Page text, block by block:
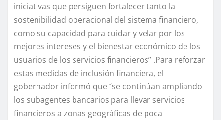
iniciativas que persiguen fortalecer tanto la
sostenibilidad operacional del sistema financiero,
como su capacidad para cuidar y velar por los
mejores intereses y el bienestar económico de los
usuarios de los servicios financieros” .Para reforzar
estas medidas de inclusión financiera, el
gobernador informó que “se continúan ampliando
los subagentes bancarios para llevar servicios
financieros a zonas geográficas de poca